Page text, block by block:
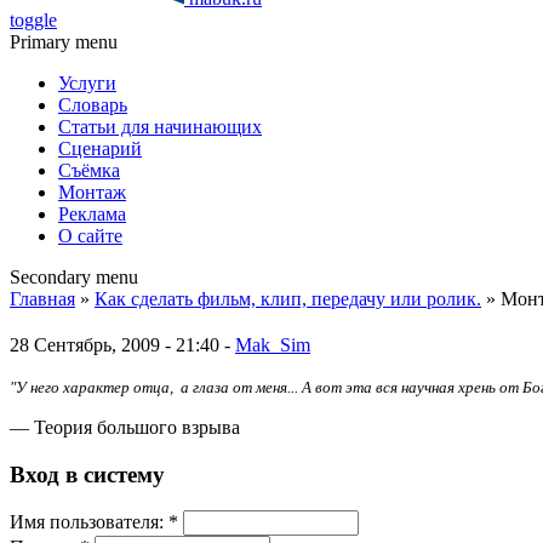
toggle
Primary menu
Услуги
Словарь
Статьи для начинающих
Сценарий
Съёмка
Монтаж
Реклама
О сайте
Secondary menu
Главная » Как сделать фильм, клип, передачу или ролик. »
28 Сентябрь, 2009 - 21:40 - Mak_Sim
"У него характер отца, а глаза от меня... А вот эта вся научная хрень от
— Теория большого взрыва
Вход в систему
Имя пoльзовaтeля: *